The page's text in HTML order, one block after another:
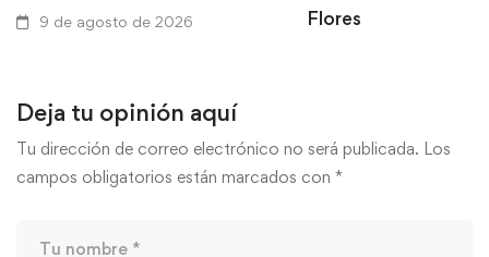
9 de agosto de 2026
Flores
Deja tu opinión aquí
Tu dirección de correo electrónico no será publicada. Los
campos obligatorios están marcados con *